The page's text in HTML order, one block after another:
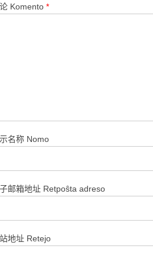
Komento *
名称 Nomo
邮箱地址 Retpoŝta adreso
地址 Retejo